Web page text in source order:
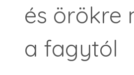
és örökre
a fagytól